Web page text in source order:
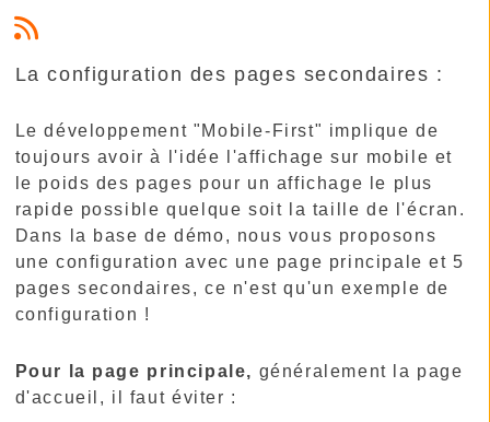
La configuration des pages secondaires :
Le développement "Mobile-First" implique de
toujours avoir à l'idée l'affichage sur mobile et
le poids des pages pour un affichage le plus
rapide possible quelque soit la taille de l'écran.
Dans la base de démo, nous vous proposons
une configuration avec une page principale et 5
pages secondaires, ce n'est qu'un exemple de
configuration !
Pour la page principale, généralement la page
d'accueil, il faut éviter :